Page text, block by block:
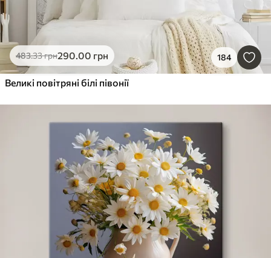
483.33грн290.00 грн 184
Великі повітряні білі півонії